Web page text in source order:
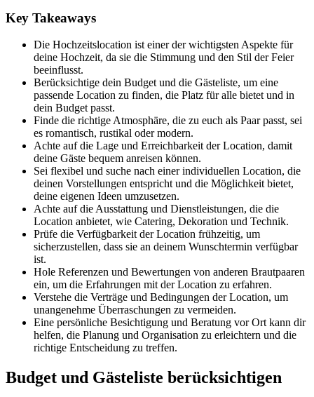
Key Takeaways
Die Hochzeitslocation ist einer der wichtigsten Aspekte für
deine Hochzeit, da sie die Stimmung und den Stil der Feier
beeinflusst.
Berücksichtige dein Budget und die Gästeliste, um eine
passende Location zu finden, die Platz für alle bietet und in
dein Budget passt.
Finde die richtige Atmosphäre, die zu euch als Paar passt, sei
es romantisch, rustikal oder modern.
Achte auf die Lage und Erreichbarkeit der Location, damit
deine Gäste bequem anreisen können.
Sei flexibel und suche nach einer individuellen Location, die
deinen Vorstellungen entspricht und die Möglichkeit bietet,
deine eigenen Ideen umzusetzen.
Achte auf die Ausstattung und Dienstleistungen, die die
Location anbietet, wie Catering, Dekoration und Technik.
Prüfe die Verfügbarkeit der Location frühzeitig, um
sicherzustellen, dass sie an deinem Wunschtermin verfügbar
ist.
Hole Referenzen und Bewertungen von anderen Brautpaaren
ein, um die Erfahrungen mit der Location zu erfahren.
Verstehe die Verträge und Bedingungen der Location, um
unangenehme Überraschungen zu vermeiden.
Eine persönliche Besichtigung und Beratung vor Ort kann dir
helfen, die Planung und Organisation zu erleichtern und die
richtige Entscheidung zu treffen.
Budget und Gästeliste berücksichtigen